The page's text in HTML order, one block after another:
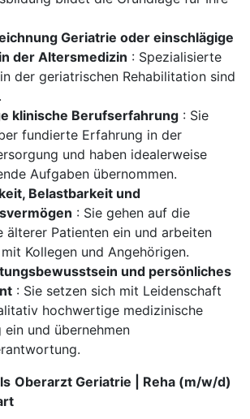
Geriatrie oder einschlägige
der Altersmedizin : Spezialisierte
der geriatrischen Rehabilitation sind
klinische Berufserfahrung : Sie
fundierte Erfahrung in der
und haben idealerweise
Aufgaben übernommen.
Belastbarkeit und
: Sie gehen auf die
älterer Patienten ein und arbeiten
Kollegen und Angehörigen.
und persönliches
: Sie setzen sich mit Leidenschaft
hochwertige medizinische
ein und übernehmen
Oberarzt Geriatrie | Reha (m/w/d)